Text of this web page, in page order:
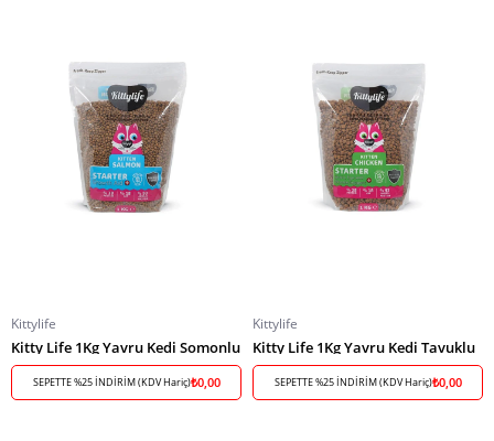
Kittylife
Kitty Life 1Kg Yavru Kedi Somonlu
SEPETTE %25 İNDİRİM (KDV Hariç)₺0,00
Kittylife
Kitty Life 1Kg Yavru Kedi Tavuklu
SEPETTE %25 İNDİRİM (KDV Hariç)₺0,00